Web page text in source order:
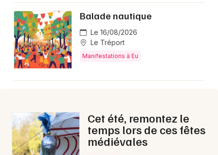
Concerts
Sports
Soirées
Sorties & loisirs
Ce week-end dans la Seine-Maritime
Paris
Strasbourg
Toulouse
Balade nautique
Le 16/08/2026
Le Tréport
Manifestations à Eu
Cet été, remontez le
temps lors de ces fêtes
médiévales